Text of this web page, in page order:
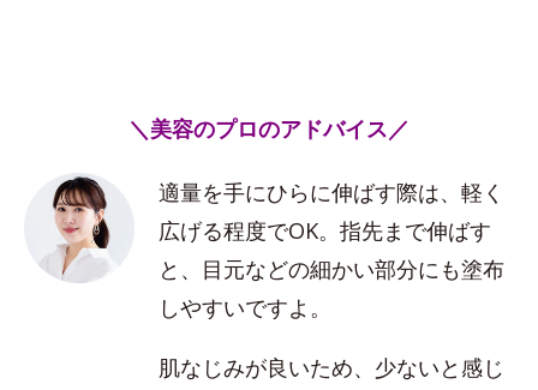
＼美容のプロのアドバイス／
適量を手にひらに伸ばす際は、軽く
広げる程度でOK。指先まで伸ばす
と、目元などの細かい部分にも塗布
しやすいですよ。
肌なじみが良いため、少ないと感じ